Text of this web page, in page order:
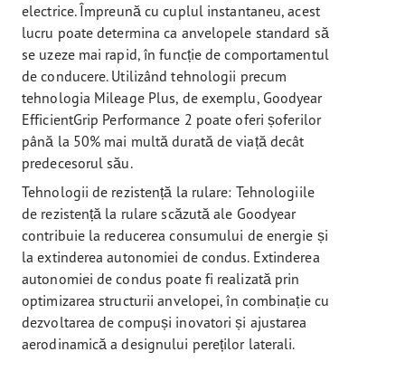
electrice. Împreună cu cuplul instantaneu, acest
lucru poate determina ca anvelopele standard să
se uzeze mai rapid, în funcție de comportamentul
de conducere. Utilizând tehnologii precum
tehnologia Mileage Plus, de exemplu, Goodyear
EfficientGrip Performance 2 poate oferi șoferilor
până la 50% mai multă durată de viață decât
predecesorul său.
Tehnologii de rezistență la rulare: Tehnologiile
de rezistență la rulare scăzută ale Goodyear
contribuie la reducerea consumului de energie și
la extinderea autonomiei de condus. Extinderea
autonomiei de condus poate fi realizată prin
optimizarea structurii anvelopei, în combinație cu
dezvoltarea de compuși inovatori și ajustarea
aerodinamică a designului pereților laterali.